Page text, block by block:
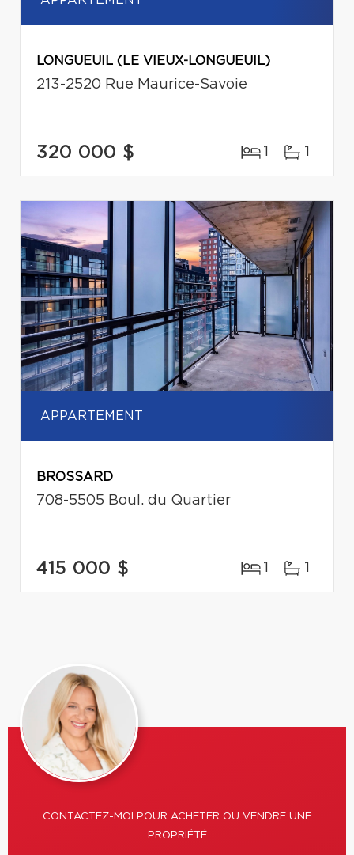
LONGUEUIL (LE VIEUX-LONGUEUIL)
213-2520 Rue Maurice-Savoie
320 000 $ 1 1
APPARTEMENT
BROSSARD
708-5505 Boul. du Quartier
415 000 $ 1 1
CONTACTEZ-MOI POUR ACHETER OU VENDRE UNE
PROPRIÉTÉ